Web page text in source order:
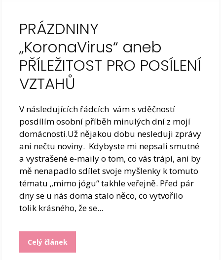
PRÁZDNINY
„KoronaVirus“ aneb
PŘÍLEŽITOST PRO POSÍLENÍ
VZTAHŮ
V následujících řádcích vám s vděčností
posdílím osobní příběh minulých dní z mojí
domácnosti.Už nějakou dobu nesleduji zprávy
ani nečtu noviny. Kdybyste mi nepsali smutné
a vystrašené e-maily o tom, co vás trápí, ani by
mě nenapadlo sdílet svoje myšlenky k tomuto
tématu „mimo jógu“ takhle veřejně. Před pár
dny se u nás doma stalo něco, co vytvořilo
tolik krásného, že se...
Celý článek